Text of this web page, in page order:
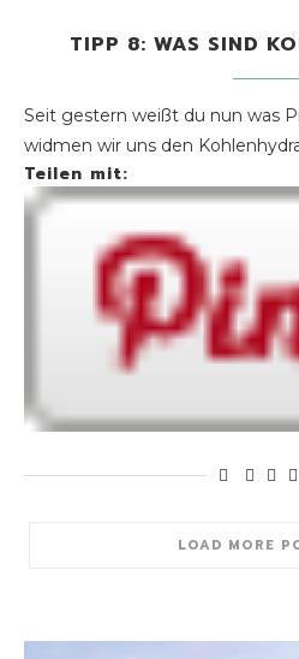
TIPP 8: WAS SIND
Seit gestern weißt du nun was
widmen wir uns den
Teilen mit:
LOAD MORE